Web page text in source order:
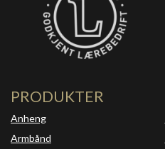
PRODUKTER
Anheng
Armbånd